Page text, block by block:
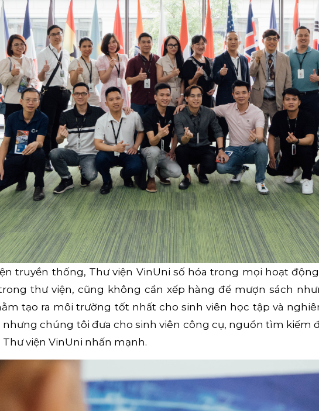
truyền thống, Thư viện VinUni số hóa trong mọi hoạt
thư viện, cũng không cần xếp hàng để mượn sách
tạo ra môi trường tốt nhất cho sinh viên học tập và
nhưng chúng tôi đưa cho sinh viên công cụ, nguồn tìm kiếm
Thư viện VinUni nhấn mạnh.